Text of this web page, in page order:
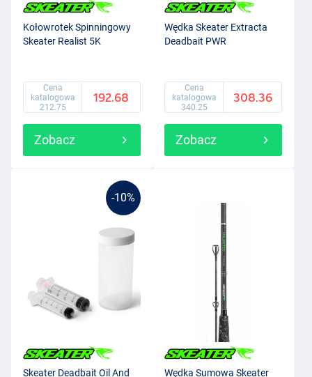
Kołowrotek Spinningowy
Skeater Realist 5K
Cena
katalogowa
212.75
192.68
Zobacz
Wędka Skeater Extracta
Deadbait PWR
Cena
katalogowa
340.25
308.36
Zobacz
-10%
Skeater Deadbait Oil And
Wędka Sumowa Skeater